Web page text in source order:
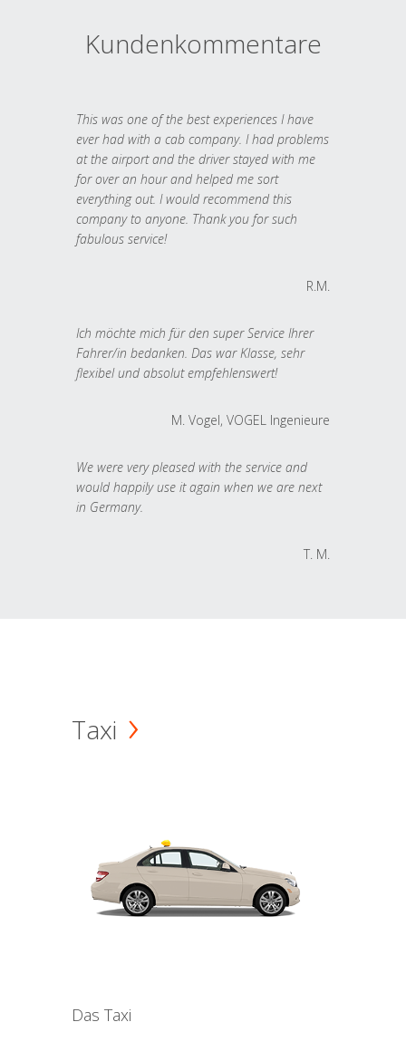
Kundenkommentare
This was one of the best experiences I have
ever had with a cab company. I had problems
at the airport and the driver stayed with me
for over an hour and helped me sort
everything out. I would recommend this
company to anyone. Thank you for such
fabulous service!
R.M.
Ich möchte mich für den super Service Ihrer
Fahrer/in bedanken. Das war Klasse, sehr
flexibel und absolut empfehlenswert!
M. Vogel, VOGEL Ingenieure
We were very pleased with the service and
would happily use it again when we are next
in Germany.
T. M.
Taxi
Das Taxi